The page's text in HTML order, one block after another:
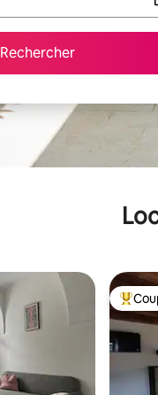
Rechercher